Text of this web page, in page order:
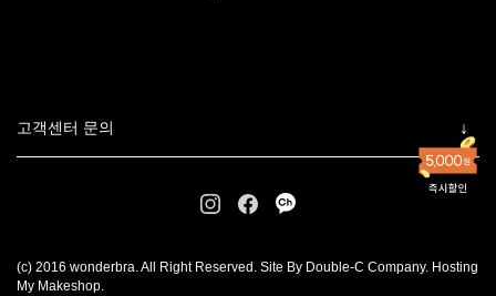
고객센터 문의
(c) 2016 wonderbra. All Right Reserved. Site By Double-C Company. Hosting
My Makeshop.